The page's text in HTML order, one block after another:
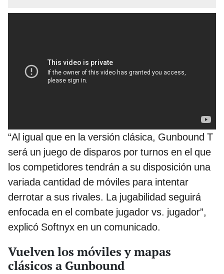
“Al igual que en la versión clásica, Gunbound T
será un juego de disparos por turnos en el que
los competidores tendrán a su disposición una
variada cantidad de móviles para intentar
derrotar a sus rivales. La jugabilidad seguirá
enfocada en el combate jugador vs. jugador”,
explicó Softnyx en un comunicado.
Vuelven los móviles y mapas
clásicos a Gunbound